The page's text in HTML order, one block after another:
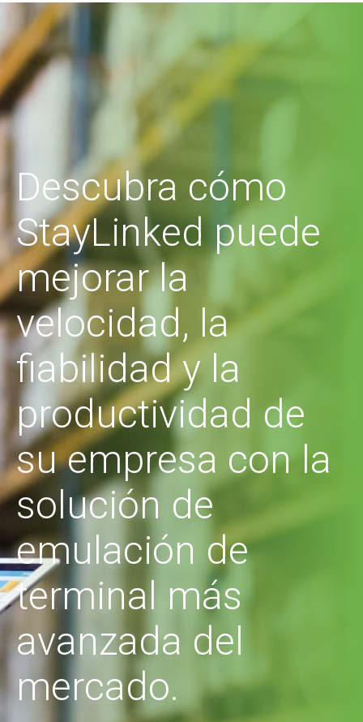
Descubra cómo
StayLinked puede
mejorar la
velocidad, la
fiabilidad y la
productividad de
su empresa con la
solución de
emulación de
terminal más
avanzada del
mercado.